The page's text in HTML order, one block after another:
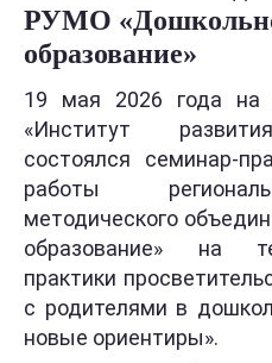
РУМО
образование»
19 мая 2026 года
«Институт
состоялся семинар-
работы
методического
образование» на
практики
с родителями в
новые ориентиры».